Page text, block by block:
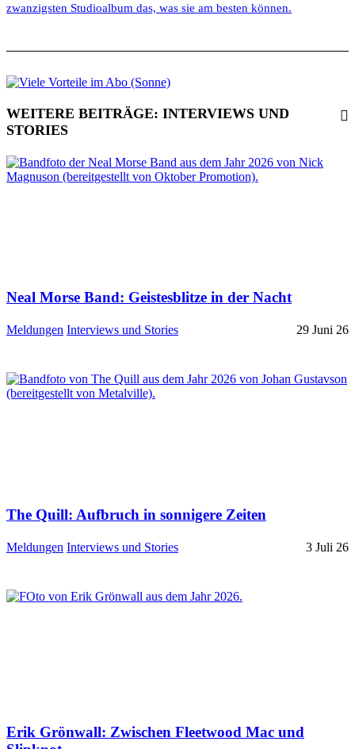
zwanzigsten Studioalbum das, was sie am besten können.
WEITERE BEITRÄGE: INTERVIEWS UND
STORIES
Neal Morse Band: Geistesblitze in der Nacht
Meldungen Interviews und Stories 29 Juni 26
The Quill: Aufbruch in sonnigere Zeiten
Meldungen Interviews und Stories 3 Juli 26
Erik Grönwall: Zwischen Fleetwood Mac und